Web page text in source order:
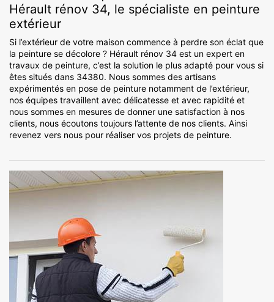
Hérault rénov 34, le spécialiste en peinture
extérieur
Si l’extérieur de votre maison commence à perdre son éclat que
la peinture se décolore ? Hérault rénov 34 est un expert en
travaux de peinture, c’est la solution le plus adapté pour vous si
êtes situés dans 34380. Nous sommes des artisans
expérimentés en pose de peinture notamment de l’extérieur,
nos équipes travaillent avec délicatesse et avec rapidité et
nous sommes en mesures de donner une satisfaction à nos
clients, nous écoutons toujours l’attente de nos clients. Ainsi
revenez vers nous pour réaliser vos projets de peinture.